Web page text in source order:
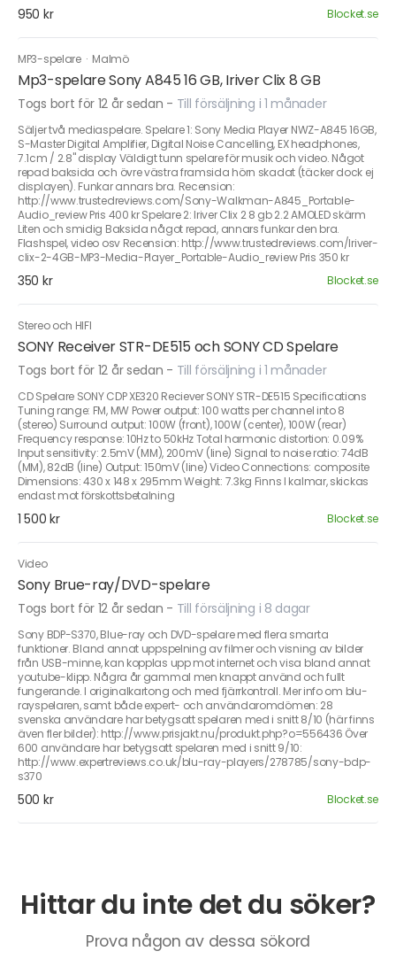
950 kr Blocket.se
MP3-spelare · Malmö
Mp3-spelare Sony A845 16 GB, Iriver Clix 8 GB
Togs bort för 12 år sedan - Till försäljning i 1 månader
Säljer två mediaspelare. Spelare 1: Sony Media Player NWZ-A845 16GB,
S-Master Digital Amplifier, Digital Noise Cancelling, EX headphones,
7.1cm / 2.8" display Väldigt tunn spelare för musik och video. Något
repad baksida och övre västra framsida hörn skadat (täcker dock ej
displayen). Funkar annars bra. Recension:
http://www.trustedreviews.com/Sony-Walkman-A845_Portable-
Audio_review Pris 400 kr Spelare 2: Iriver Clix 2 8 gb 2.2 AMOLED skärm
Liten och smidig Baksida något repad, annars funkar den bra.
Flashspel, video osv Recension: http://www.trustedreviews.com/Iriver-
clix-2-4GB-MP3-Media-Player_Portable-Audio_review Pris 350 kr
350 kr Blocket.se
Stereo och HIFI
SONY Receiver STR-DE515 och SONY CD Spelare
Togs bort för 12 år sedan - Till försäljning i 1 månader
CD Spelare SONY CDP XE320 Reciever SONY STR-DE515 Specifications
Tuning range: FM, MW Power output: 100 watts per channel into 8
(stereo) Surround output: 100W (front), 100W (center), 100W (rear)
Frequency response: 10Hz to 50kHz Total harmonic distortion: 0.09%
Input sensitivity: 2.5mV (MM), 200mV (line) Signal to noise ratio: 74dB
(MM), 82dB (line) Output: 150mV (line) Video Connections: composite
Dimensions: 430 x 148 x 295mm Weight: 7.3kg Finns I kalmar, skickas
endast mot förskottsbetalning
1 500 kr Blocket.se
Video
Sony Brue-ray/DVD-spelare
Togs bort för 12 år sedan - Till försäljning i 8 dagar
Sony BDP-S370, Blue-ray och DVD-spelare med flera smarta
funktioner. Bland annat uppspelning av filmer och visning av bilder
från USB-minne, kan kopplas upp mot internet och visa bland annat
youtube-klipp. Några år gammal men knappt använd och fullt
fungerande. I originalkartong och med fjärrkontroll. Mer info om blu-
rayspelaren, samt både expert- och användaromdömen: 28
svenska användare har betygsatt spelaren med i snitt 8/10 (här finns
även fler bilder): http://www.prisjakt.nu/produkt.php?o=556436 Över
600 användare har betygsatt spelaren med i snitt 9/10:
http://www.expertreviews.co.uk/blu-ray-players/278785/sony-bdp-
s370
500 kr Blocket.se
Hittar du inte det du söker?
Prova någon av dessa sökord